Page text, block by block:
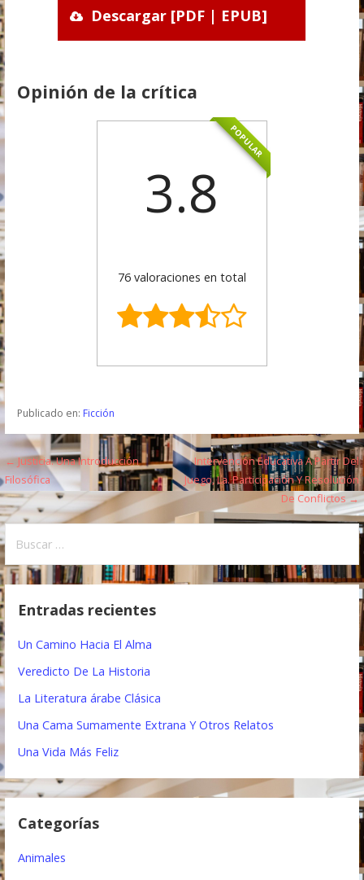
Descargar [PDF | EPUB]
Opinión de la crítica
POPULAR
3.8
76 valoraciones en total
Publicado en: Ficción
N
a
v
e
g
n
d
e
← Justicia. Una Introducción
Filosófica
Intervención Educativa A Partir Del
Juego, La. Participación Y Resolución
De Conflictos →
s
Entradas recientes
Un Camino Hacia El Alma
Veredicto De La Historia
La Literatura árabe Clásica
Una Cama Sumamente Extrana Y Otros Relatos
Una Vida Más Feliz
Categorías
Animales